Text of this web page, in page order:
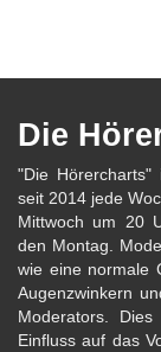
Die
"Die
seit 2014 jede
Mittwoch um 20
den Montag.
wie eine normale
Augenzwinkern
Moderators.
Einfluss auf das